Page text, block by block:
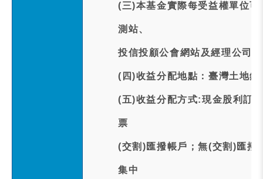
(三)本基金實際每受益權單位
測站、
投信投顧公會網站及經理公司
(四)收益分配地點：臺灣土地銀
(五)收益分配方式:現金股利訂
票
(交割)匯撥帳戶；無(交割)匯撥
集中